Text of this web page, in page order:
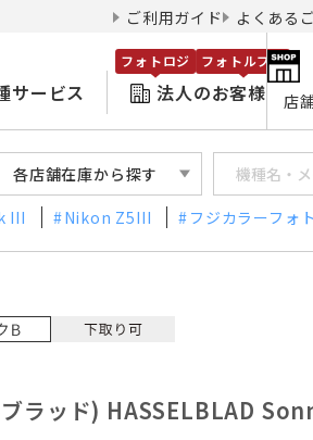
ご利用ガイド よくある
サービス 法人のお客様
フォトロジ フォトルプロ
店
各店舗在庫から探す
III Nikon Z5III フジカラーフォ
ブラッド) HASSELBLAD